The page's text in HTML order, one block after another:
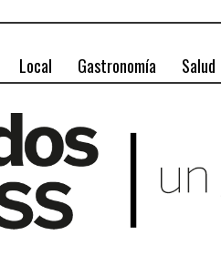
Local Gastronomía Salud